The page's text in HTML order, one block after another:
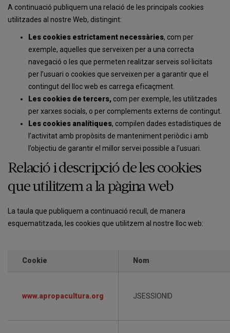
A continuació publiquem una relació de les principals cookies
utilitzades al nostre Web, distingint:
Les cookies estrictament necessàries, com per
exemple, aquelles que serveixen per a una correcta
navegació o les que permeten realitzar serveis sol·licitats
per l’usuari o cookies que serveixen per a garantir que el
contingut del lloc web es carrega eficaçment.
Les cookies de tercers, com per exemple, les utilitzades
per xarxes socials, o per complements externs de contingut.
Les cookies analítiques, compilen dades estadístiques de
l’activitat amb propòsits de manteniment periòdic i amb
l’objectiu de garantir el millor servei possible a l’usuari.
Relació i descripció de les cookies
que utilitzem a la pàgina web
La taula que publiquem a continuació recull, de manera
esquematitzada, les cookies que utilitzem al nostre lloc web:
Cookie Nom
www.apropacultura.org JSESSIONID